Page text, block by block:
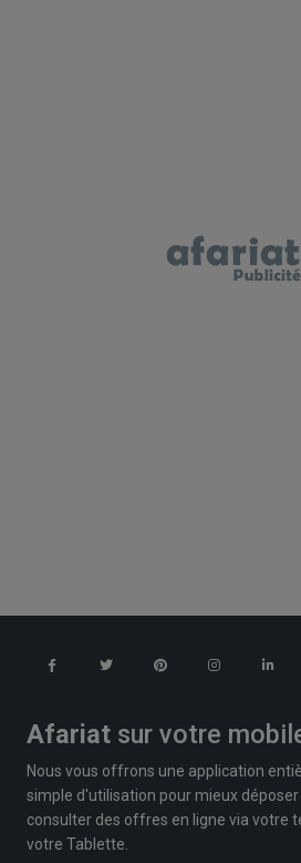
Afariat sur votre
Nous vous offrons une application
simple d'utilisation pour mieux
consulter des offres en ligne via votre
votre Tablette.